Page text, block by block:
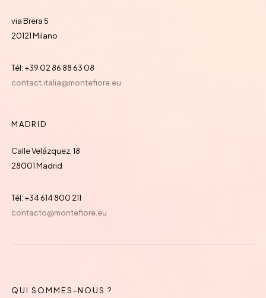
via Brera 5
20121 Milano
Tél: +39 02 86 88 63 08
contact.italia@montefiore.eu
MADRID
Calle Velázquez, 18
28001 Madrid
Tél: +34 614 800 211
contacto@montefiore.eu
QUI SOMMES-NOUS ?